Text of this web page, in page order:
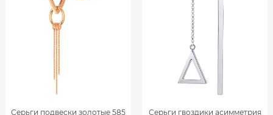
Серьги подвески золотые 585
Серьги гвоздики асимметрия